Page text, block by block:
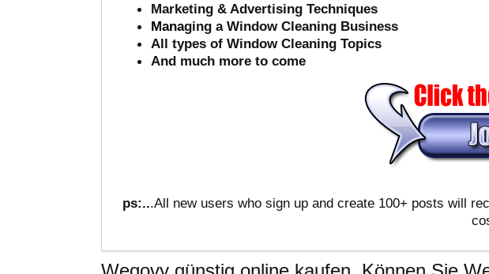
Marketing & Advertising Techniques
Managing a Window Cleaning Business
All types of Window Cleaning Topics
And much more to come
ps:...All new users who sign up and create 100+ posts will